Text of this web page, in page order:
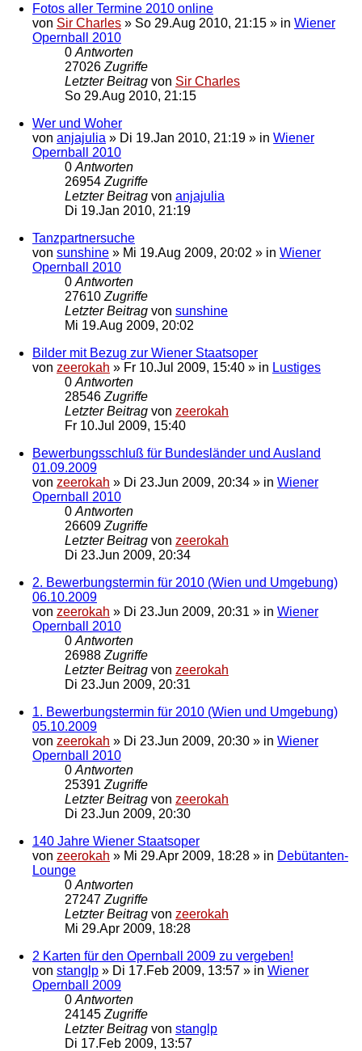
Fotos aller Termine 2010 online
von Sir Charles » So 29.Aug 2010, 21:15 » in Wiener
Opernball 2010
0 Antworten
27026 Zugriffe
Letzter Beitrag von Sir Charles
So 29.Aug 2010, 21:15
Wer und Woher
von anjajulia » Di 19.Jan 2010, 21:19 » in Wiener
Opernball 2010
0 Antworten
26954 Zugriffe
Letzter Beitrag von anjajulia
Di 19.Jan 2010, 21:19
Tanzpartnersuche
von sunshine » Mi 19.Aug 2009, 20:02 » in Wiener
Opernball 2010
0 Antworten
27610 Zugriffe
Letzter Beitrag von sunshine
Mi 19.Aug 2009, 20:02
Bilder mit Bezug zur Wiener Staatsoper
von zeerokah » Fr 10.Jul 2009, 15:40 » in Lustiges
0 Antworten
28546 Zugriffe
Letzter Beitrag von zeerokah
Fr 10.Jul 2009, 15:40
Bewerbungsschluß für Bundesländer und Ausland
01.09.2009
von zeerokah » Di 23.Jun 2009, 20:34 » in Wiener
Opernball 2010
0 Antworten
26609 Zugriffe
Letzter Beitrag von zeerokah
Di 23.Jun 2009, 20:34
2. Bewerbungstermin für 2010 (Wien und Umgebung)
06.10.2009
von zeerokah » Di 23.Jun 2009, 20:31 » in Wiener
Opernball 2010
0 Antworten
26988 Zugriffe
Letzter Beitrag von zeerokah
Di 23.Jun 2009, 20:31
1. Bewerbungstermin für 2010 (Wien und Umgebung)
05.10.2009
von zeerokah » Di 23.Jun 2009, 20:30 » in Wiener
Opernball 2010
0 Antworten
25391 Zugriffe
Letzter Beitrag von zeerokah
Di 23.Jun 2009, 20:30
140 Jahre Wiener Staatsoper
von zeerokah » Mi 29.Apr 2009, 18:28 » in Debütanten-
Lounge
0 Antworten
27247 Zugriffe
Letzter Beitrag von zeerokah
Mi 29.Apr 2009, 18:28
2 Karten für den Opernball 2009 zu vergeben!
von stanglp » Di 17.Feb 2009, 13:57 » in Wiener
Opernball 2009
0 Antworten
24145 Zugriffe
Letzter Beitrag von stanglp
Di 17.Feb 2009, 13:57